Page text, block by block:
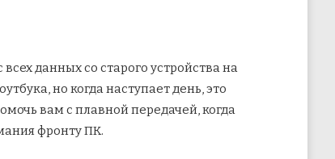
данных со старого устройства на
но когда наступает день, это
вам с плавной передачей, когда
фронту ПК.